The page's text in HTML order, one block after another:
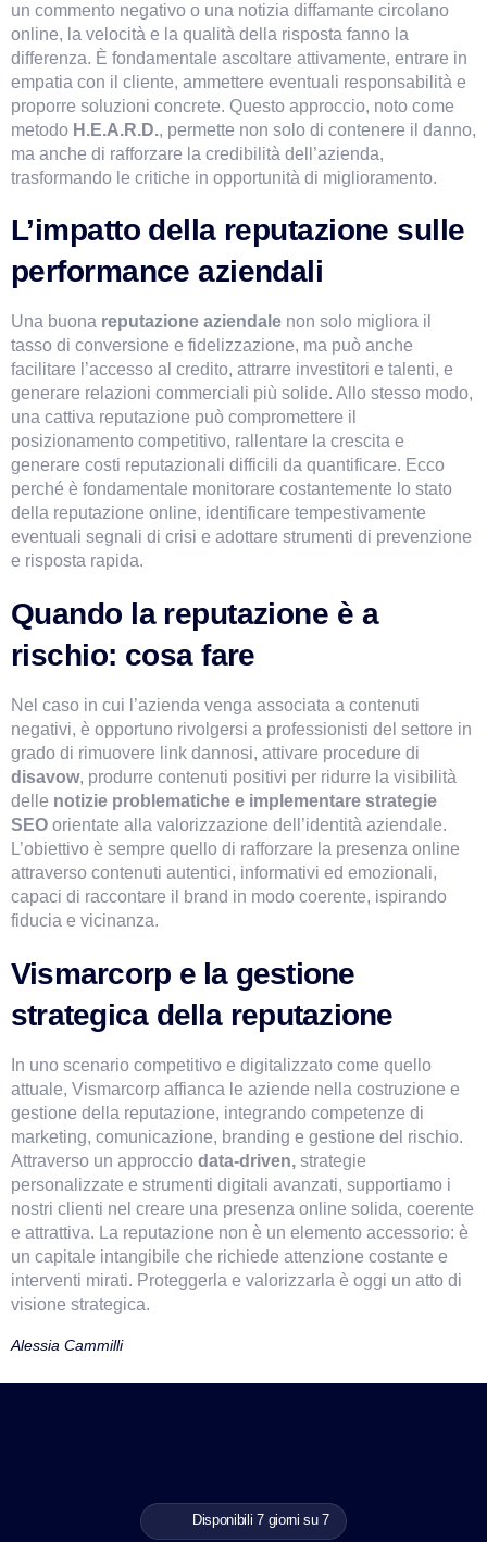
un commento negativo o una notizia diffamante circolano
online, la velocità e la qualità della risposta fanno la
differenza. È fondamentale ascoltare attivamente, entrare in
empatia con il cliente, ammettere eventuali responsabilità e
proporre soluzioni concrete. Questo approccio, noto come
metodo H.E.A.R.D., permette non solo di contenere il danno,
ma anche di rafforzare la credibilità dell’azienda,
trasformando le critiche in opportunità di miglioramento.
L’impatto della reputazione sulle
performance aziendali
Una buona reputazione aziendale non solo migliora il
tasso di conversione e fidelizzazione, ma può anche
facilitare l’accesso al credito, attrarre investitori e talenti, e
generare relazioni commerciali più solide. Allo stesso modo,
una cattiva reputazione può compromettere il
posizionamento competitivo, rallentare la crescita e
generare costi reputazionali difficili da quantificare. Ecco
perché è fondamentale monitorare costantemente lo stato
della reputazione online, identificare tempestivamente
eventuali segnali di crisi e adottare strumenti di prevenzione
e risposta rapida.
Quando la reputazione è a
rischio: cosa fare
Nel caso in cui l’azienda venga associata a contenuti
negativi, è opportuno rivolgersi a professionisti del settore in
disavow, produrre contenuti positivi per ridurre la visibilità
delle notizie problematiche e implementare strategie
SEO orientate alla valorizzazione dell’identità aziendale.
L’obiettivo è sempre quello di rafforzare la presenza online
attraverso contenuti autentici, informativi ed emozionali,
capaci di raccontare il brand in modo coerente, ispirando
fiducia e vicinanza.
Vismarcorp e la gestione
strategica della reputazione
In uno scenario competitivo e digitalizzato come quello
attuale, Vismarcorp affianca le aziende nella costruzione e
gestione della reputazione, integrando competenze di
marketing, comunicazione, branding e gestione del rischio.
Attraverso un approccio data-driven, strategie
personalizzate e strumenti digitali avanzati, supportiamo i
nostri clienti nel creare una presenza online solida, coerente
e attrattiva. La reputazione non è un elemento accessorio: è
un capitale intangibile che richiede attenzione costante e
interventi mirati. Proteggerla e valorizzarla è oggi un atto di
visione strategica.
Alessia Cammilli
Disponibili 7 giorni su 7